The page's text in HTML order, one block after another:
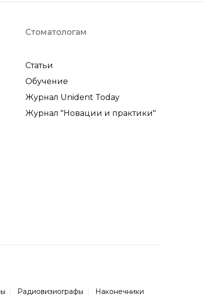
Стоматологам
Статьи
Обучение
Журнал Unident Today
Журнал "Новации и практики"
Радиовизиографы Наконечники